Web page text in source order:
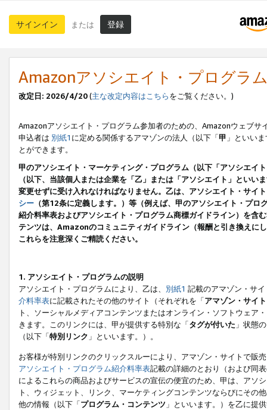
サインイン または 登録
Amazonアソシエイト・プログラ
改定日: 2026/4/20(主な改定内容はこちらをご覧ください。)
Amazonアソシエイト・プログラム参加者のための、Amazonウェブサ
申込者は 別紙1 に定める関係するアマゾンの法人（以下「甲 」といい
とができます。
甲のアソシエイト・マーケティング・プログラム（以下「アソシエイ
（以下、当該個人または企業を「乙」または「アソシエイト」とい
変更せずに受け入れなければなりません。乙は、アソシエイト・サイ
シー （第12条に定義します。）等（例えば、甲のアソシエイト・プ
紹介料率表およびアソシエイト・プログラム商標ガイドライン）を
テンツは、Amazonのコミュニティガイドライン（報酬と引き換えに
これらを注意深くご精読ください。
1. アソシエイト・プログラムの説明
アソシエイト・プログラムにより、乙は、 別紙1 記載のアマゾン・サ
介料率表に記載されたその他のサイト（それぞれを「アマゾン・サイト
ト、ソーシャルメディアコンテンツまたはオンライン・ソフトウェア
きます。このリンクには、甲が提供する特別な「タグが付いた 」状態
（以下「特別リンク 」といいます。）。
お客様が特別リンクのクリックスルーにより、アマゾン・サイトで販
アソシエイト・プログラム紹介料率表記載の詳細のとおり（および同
によるこれらの商品およびサービスの宣伝の便宜のため、甲は、アソ
ト、ウィジェット、リンク、マーケティングコンテンツならびにその
他の情報（以下「プログラム・コンテンツ 」といいます。）を乙に提